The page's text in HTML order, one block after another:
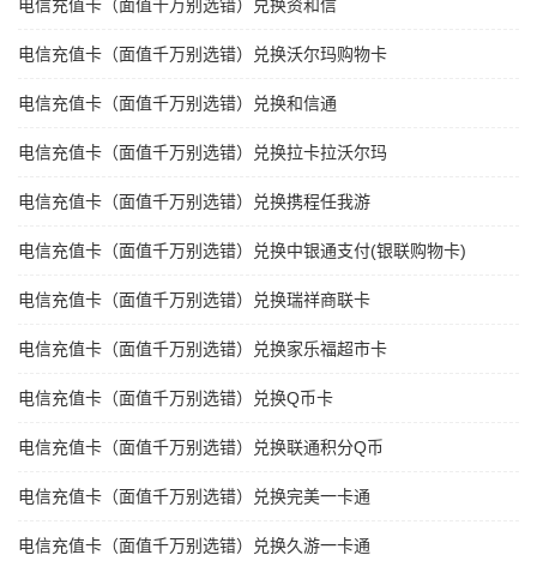
电信充值卡（面值千万别选错）兑换资和信
电信充值卡（面值千万别选错）兑换沃尔玛购物卡
电信充值卡（面值千万别选错）兑换和信通
电信充值卡（面值千万别选错）兑换拉卡拉沃尔玛
电信充值卡（面值千万别选错）兑换携程任我游
电信充值卡（面值千万别选错）兑换中银通支付(银联购物卡)
电信充值卡（面值千万别选错）兑换瑞祥商联卡
电信充值卡（面值千万别选错）兑换家乐福超市卡
电信充值卡（面值千万别选错）兑换Q币卡
电信充值卡（面值千万别选错）兑换联通积分Q币
电信充值卡（面值千万别选错）兑换完美一卡通
电信充值卡（面值千万别选错）兑换久游一卡通